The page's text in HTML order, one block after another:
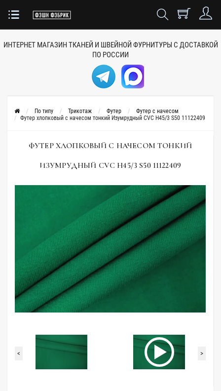
ИНТЕРНЕТ МАГАЗИН ТКАНЕЙ И ШВЕЙНОЙ ФУРНИТУРЫ С ДОСТАВКОЙ
ПО РОССИИ
По типу Трикотаж Футер
Футер с начесом
Футер хлопковый с начесом тонкий Изумрудный CVC Н45/3 S50 11122409
ФУТЕР ХЛОПКОВЫЙ С НАЧЕСОМ ТОНКИЙ
ИЗУМРУДНЫЙ CVC Н45/3 S50 11122409
< >